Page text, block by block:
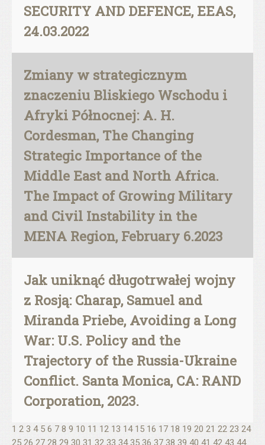
SECURITY AND DEFENCE, EEAS,
24.03.2022
Zmiany w strategicznym
znaczeniu Bliskiego Wschodu i
Afryki Północnej: A. H.
Cordesman, The Changing
Strategic Importance of the
Middle East and North Africa.
The Impact of Growing Military
and Civil Instability in the
MENA Region, February 6.2023
Jak uniknąć długotrwałej wojny
z Rosją: Charap, Samuel and
Miranda Priebe, Avoiding a Long
War: U.S. Policy and the
Trajectory of the Russia-Ukraine
Conflict. Santa Monica, CA: RAND
Corporation, 2023.
1 2 3 4 5 6 7 8 9 10 11 12 13 14 15 16 17 18 19 20 21 22 23 24
25 26 27 28 29 30 31 32 33 34 35 36 37 38 39 40 41 42 43 44